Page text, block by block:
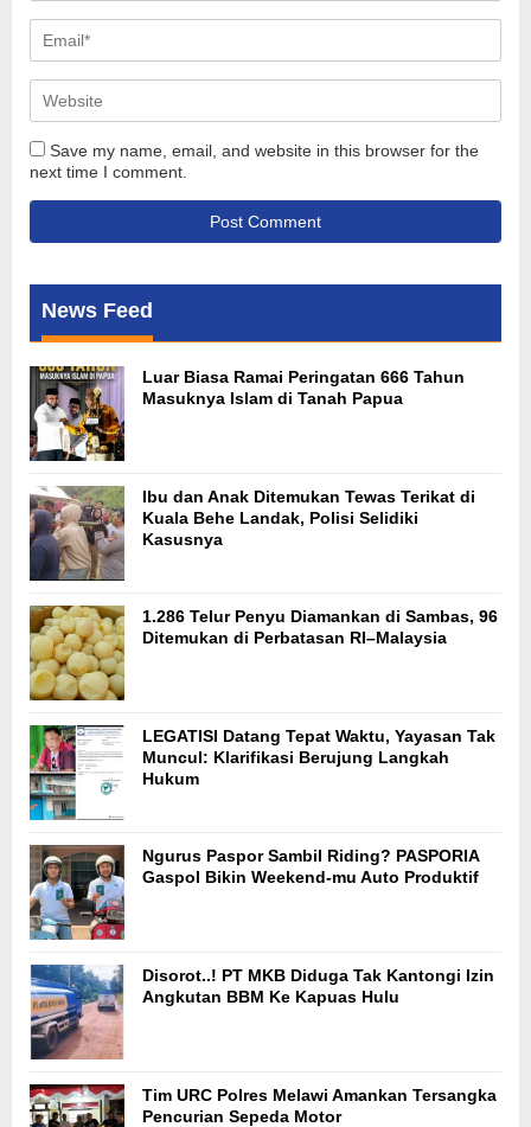
Save my name, email, and website in this browser for the
next time I comment.
News Feed
Luar Biasa Ramai Peringatan 666 Tahun
Masuknya Islam di Tanah Papua
Ibu dan Anak Ditemukan Tewas Terikat di
Kuala Behe Landak, Polisi Selidiki
Kasusnya
1.286 Telur Penyu Diamankan di Sambas, 96
Ditemukan di Perbatasan RI–Malaysia
LEGATISI Datang Tepat Waktu, Yayasan Tak
Muncul: Klarifikasi Berujung Langkah
Hukum
Ngurus Paspor Sambil Riding? PASPORIA
Gaspol Bikin Weekend-mu Auto Produktif
Disorot..! PT MKB Diduga Tak Kantongi Izin
Angkutan BBM Ke Kapuas Hulu
Tim URC Polres Melawi Amankan Tersangka
Pencurian Sepeda Motor